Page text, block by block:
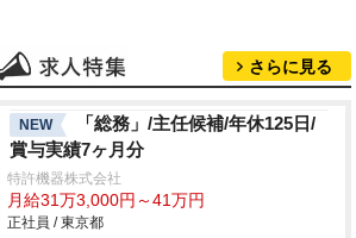
さらに見る
NEW
「総務」/主任候補/年休125日/
賞与実績7ヶ月分
特許機器株式会社
月給31万3,000円～41万円
正社員 / 東京都